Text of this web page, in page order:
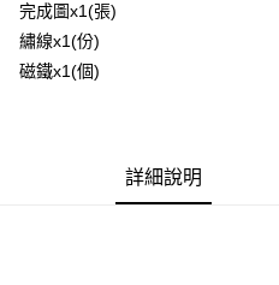
付款後全家取貨
付款後7-11取貨
完成圖x1(張)
繡線x1(份)
磁鐵x1(個)
詳細說明